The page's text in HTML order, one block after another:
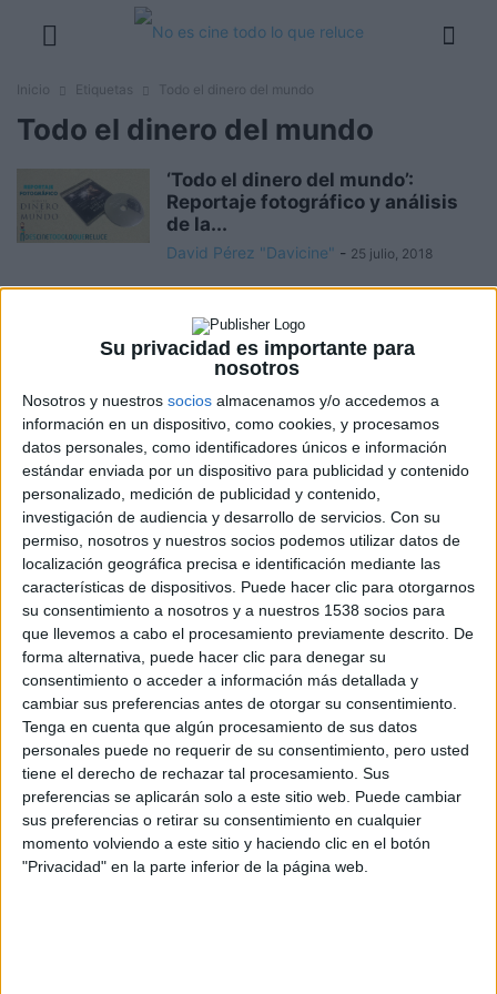
Su privacidad es importante para
nosotros
Nosotros y nuestros socios almacenamos y/o accedemos a
información en un dispositivo, como cookies, y procesamos
datos personales, como identificadores únicos e información
estándar enviada por un dispositivo para publicidad y contenido
personalizado, medición de publicidad y contenido,
investigación de audiencia y desarrollo de servicios. Con su
permiso, nosotros y nuestros socios podemos utilizar datos de
localización geográfica precisa e identificación mediante las
características de dispositivos. Puede hacer clic para otorgarnos
su consentimiento a nosotros y a nuestros 1538 socios para
que llevemos a cabo el procesamiento previamente descrito. De
forma alternativa, puede hacer clic para denegar su
consentimiento o acceder a información más detallada y
cambiar sus preferencias antes de otorgar su consentimiento.
Tenga en cuenta que algún procesamiento de sus datos
personales puede no requerir de su consentimiento, pero usted
tiene el derecho de rechazar tal procesamiento. Sus
preferencias se aplicarán solo a este sitio web. Puede cambiar
sus preferencias o retirar su consentimiento en cualquier
momento volviendo a este sitio y haciendo clic en el botón
"Privacidad" en la parte inferior de la página web.
Inicio Etiquetas Todo el dinero del mundo
Todo el dinero del mundo
‘Todo el dinero del mundo’:
Reportaje fotográfico y análisis
de la...
David Pérez "Davicine" - 25 julio, 2018
mundo’: Ridley Scott para
televisión
Oscar M. -
Vídeo avance y recomendaciones
de la semana: 23 de febrero de...
Boris M. - 23 febrero, 2018
Estrenos de la semana: 23 de
febrero de 2018
Boris M. - 23 febrero, 2018
Taquilla USA: Quiero jugar a un
juego… en la jungla
Boris M. 8 enero, 2018
Taquilla USA: Star Wars ha
acabado el año viejo y
empezado...